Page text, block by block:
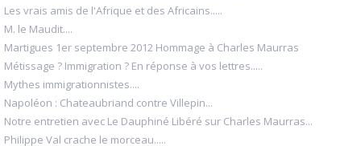
Les vrais amis de l'Afrique et des Africains.....
M. le Maudit....
Martigues 1er septembre 2012 Hommage à Charles Maurras
Métissage ? Immigration ? En réponse à vos lettres.....
Mythes immigrationnistes....
Napoléon : Chateaubriand contre Villepin...
Notre entretien avec Le Dauphiné Libéré sur Charles Maurras...
Philippe Val crache le morceau.....